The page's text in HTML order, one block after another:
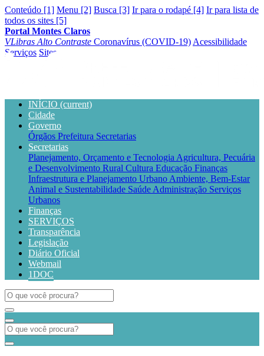
Conteúdo [1] Menu [2] Busca [3] Ir para o rodapé [4] Ir para lista de
todos os sites [5]
Portal Montes Claros
VLibras Alto Contraste Coronavírus (COVID-19) Acessibilidade
Serviços Sites
INÍCIO (current)
Cidade
Governo
Órgãos Prefeitura Secretarias
Secretarias
Planejamento, Orçamento e Tecnologia Agricultura, Pecuária
e Desenvolvimento Rural Cultura Educação Finanças
Infraestrutura e Planejamento Urbano Ambiente, Bem-Estar
Animal e Sustentabilidade Saúde Administração Serviços
Urbanos
Finanças
SERVIÇOS
Transparência
Legislação
Diário Oficial
Webmail
1DOC